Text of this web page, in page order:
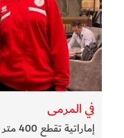
في المرمى
إماراتية تقطع 400 متر بـ57.87 ثانية